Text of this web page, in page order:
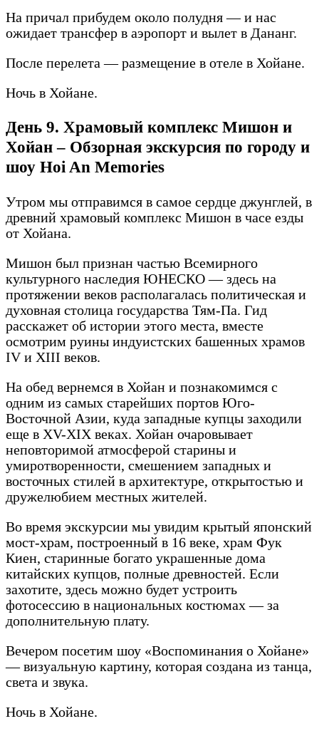
На причал прибудем около полудня — и нас
ожидает трансфер в аэропорт и вылет в Дананг.
После перелета — размещение в отеле в Хойане.
Ночь в Хойане.
День 9. Храмовый комплекс Мишон и
Хойан – Обзорная экскурсия по городу и
шоу Hoi An Memories
Утром мы отправимся в самое сердце джунглей, в
древний храмовый комплекс Мишон в часе езды
от Хойана.
Мишон был признан частью Всемирного
культурного наследия ЮНЕСКО — здесь на
протяжении веков располагалась политическая и
духовная столица государства Тям-Па. Гид
расскажет об истории этого места, вместе
осмотрим руины индуистских башенных храмов
IV и XIII веков.
На обед вернемся в Хойан и познакомимся с
одним из самых старейших портов Юго-
Восточной Азии, куда западные купцы заходили
еще в XV-XIХ веках. Хойан очаровывает
неповторимой атмосферой старины и
умиротворенности, смешением западных и
восточных стилей в архитектуре, открытостью и
дружелюбием местных жителей.
Во время экскурсии мы увидим крытый японский
мост-храм, построенный в 16 веке, храм Фук
Киен, старинные богато украшенные дома
китайских купцов, полные древностей. Если
захотите, здесь можно будет устроить
фотосессию в национальных костюмах — за
дополнительную плату.
Вечером посетим шоу «Воспоминания о Хойане»
— визуальную картину, которая создана из танца,
света и звука.
Ночь в Хойане.